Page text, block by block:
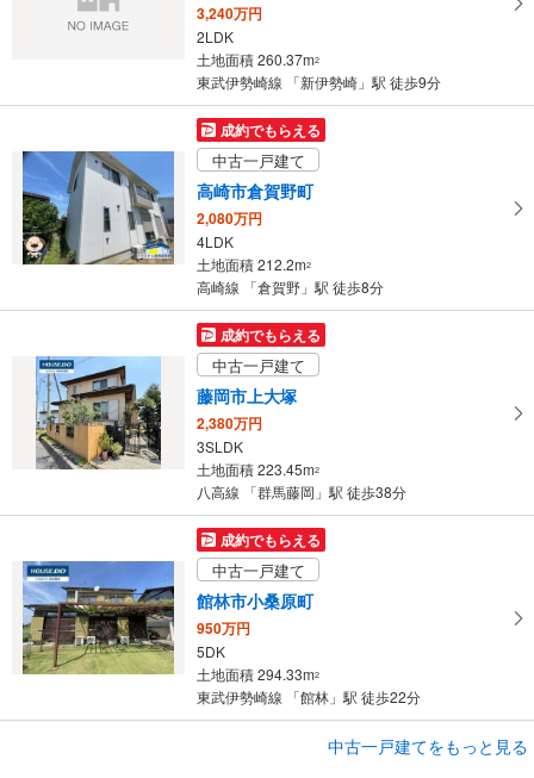
3,240万円
2LDK
土地面積 260.37m2
東武伊勢崎線 「新伊勢崎」駅 徒歩9分
成約でもらえる
中古一戸建て
高崎市倉賀野町
2,080万円
4LDK
土地面積 212.2m2
高崎線 「倉賀野」駅 徒歩8分
成約でもらえる
中古一戸建て
藤岡市上大塚
2,380万円
3SLDK
土地面積 223.45m2
八高線 「群馬藤岡」駅 徒歩38分
成約でもらえる
中古一戸建て
館林市小桑原町
950万円
5DK
土地面積 294.33m2
東武伊勢崎線 「館林」駅 徒歩22分
中古一戸建てをもっと見る